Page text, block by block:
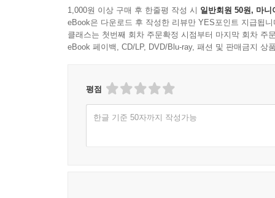
1,000원 이상 구매 후 한줄평 작성 시 일반회원 50원, 마니
eBook은 다운로드 후 작성한 리뷰만 YES포인트 지급됩니
클래스는 첫번째 회차 주문확정 시점부터 마지막 회차 주
eBook 페이백, CD/LP, DVD/Blu-ray, 패션 및 판매금지 상
평점
한글 기준 50자까지 작성가능